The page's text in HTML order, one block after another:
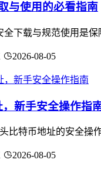
与使用的必看指南
下载与规范使用是
2026-08-05
新手安全操作指
比特币地址的安全
2026-08-05